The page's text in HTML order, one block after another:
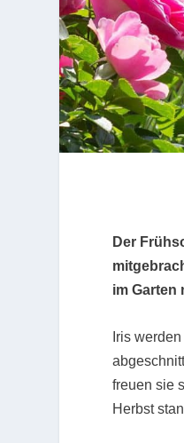
Der
im Garten
Iris
freuen sie
Herbst